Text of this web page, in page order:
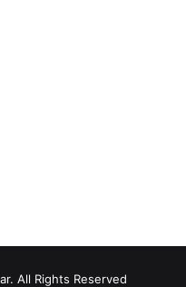
All Rights Reserved